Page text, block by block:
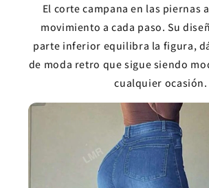
El corte campana en las piernas
movimiento a cada paso. Su
parte inferior equilibra la figura,
de moda retro que sigue siendo
cualquier ocasión.